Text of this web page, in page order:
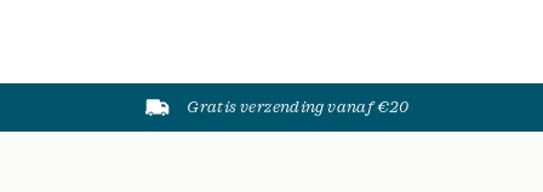
Gratis verzending vanaf €20